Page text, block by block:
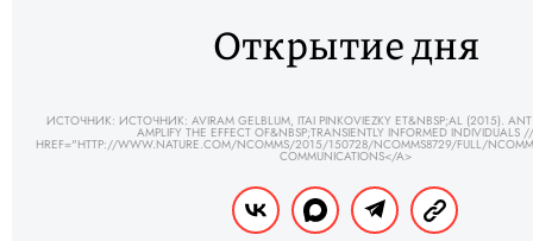
Открытие дня
ИСТОЧНИК: ИСТОЧНИК: AVIRAM GELBLUM, ITAI PINKOVIEZKY ET&NBSP;AL (2015). ANT
AMPLIFY THE EFFECT OF&NBSP;TRANSIENTLY INFORMED INDIVIDUALS
HREF="HTTP://WWW.NATURE.COM/NCOMMS/2015/150728/NCOMMS8729/FULL/
COMMUNICATIONS</A>